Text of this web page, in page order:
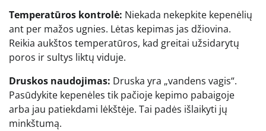
Temperatūros kontrolė: Niekada nekepkite kepenėlių
ant per mažos ugnies. Lėtas kepimas jas džiovina.
Reikia aukštos temperatūros, kad greitai užsidarytų
poros ir sultys liktų viduje.
Druskos naudojimas: Druska yra „vandens vagis“.
Pasūdykite kepenėles tik pačioje kepimo pabaigoje
arba jau patiekdami lėkštėje. Tai padės išlaikyti jų
minkštumą.